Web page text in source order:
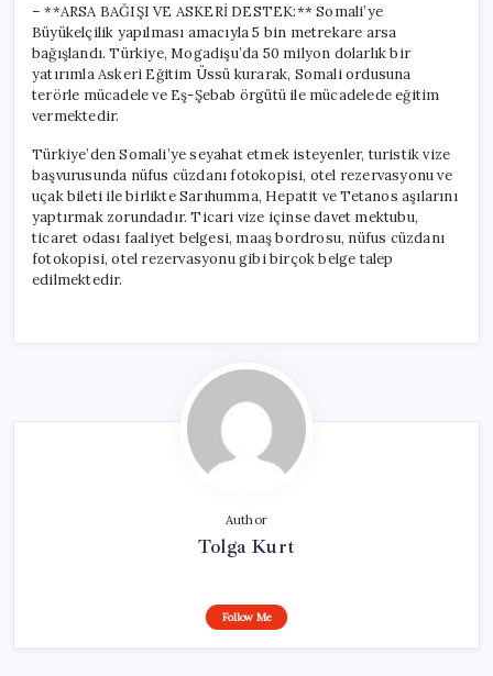
– **ARSA BAĞIŞI VE ASKERİ DESTEK:** Somali’ye
Büyükelçilik yapılması amacıyla 5 bin metrekare arsa
bağışlandı. Türkiye, Mogadişu’da 50 milyon dolarlık bir
yatırımla Askeri Eğitim Üssü kurarak, Somali ordusuna
terörle mücadele ve Eş-Şebab örgütü ile mücadelede eğitim
vermektedir.
Türkiye’den Somali’ye seyahat etmek isteyenler, turistik vize
başvurusunda nüfus cüzdanı fotokopisi, otel rezervasyonu ve
uçak bileti ile birlikte Sarıhumma, Hepatit ve Tetanos aşılarını
yaptırmak zorundadır. Ticari vize içinse davet mektubu,
ticaret odası faaliyet belgesi, maaş bordrosu, nüfus cüzdanı
fotokopisi, otel rezervasyonu gibi birçok belge talep
edilmektedir.
Author
Tolga Kurt
Follow Me